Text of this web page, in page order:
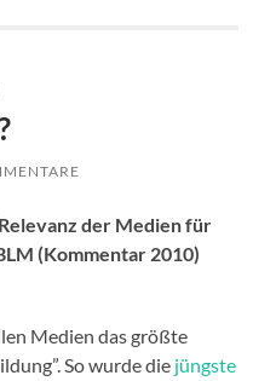
der Medien für
(Kommentar 2010)
Medien das größte
So wurde die jüngste